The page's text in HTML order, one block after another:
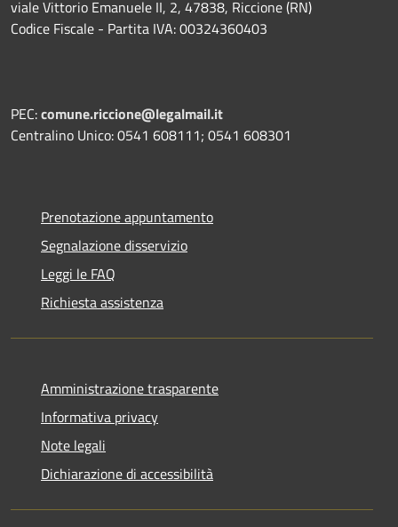
viale Vittorio Emanuele II, 2, 47838, Riccione (RN)
Codice Fiscale - Partita IVA: 00324360403
PEC:comune.riccione@legalmail.it
Centralino Unico: 0541 608111; 0541 608301
Prenotazione appuntamento
Segnalazione disservizio
Leggi le FAQ
Richiesta assistenza
Amministrazione trasparente
Informativa privacy
Note legali
Dichiarazione di accessibilità